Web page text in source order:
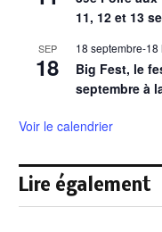
11, 12 et 13
SEP
18
18 septembre-18
Big Fest, le
septembre à
Voir le calendrier
Lire également